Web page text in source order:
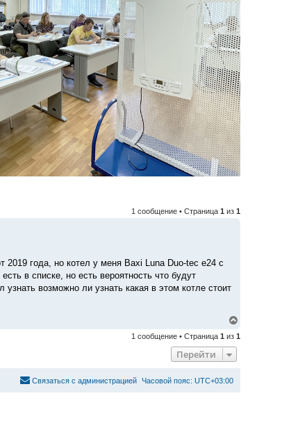
1 сообщение • Страница 1 из 1
2019 года, но котел у меня Baxi Luna Duo-tec e24 с
в списке, но есть вероятность что будут
возможно ли узнать какая в этом котле стоит
р
1 сообщение • Страница 1 из 1
Перейти
Часовой пояс: UTC+03:00
Связаться с администрацией